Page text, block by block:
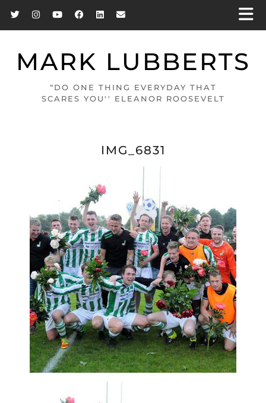
MARK LUBBERTS
“DO ONE THING EVERYDAY THAT
SCARES YOU'' ELEANOR ROOSEVELT
IMG_6831